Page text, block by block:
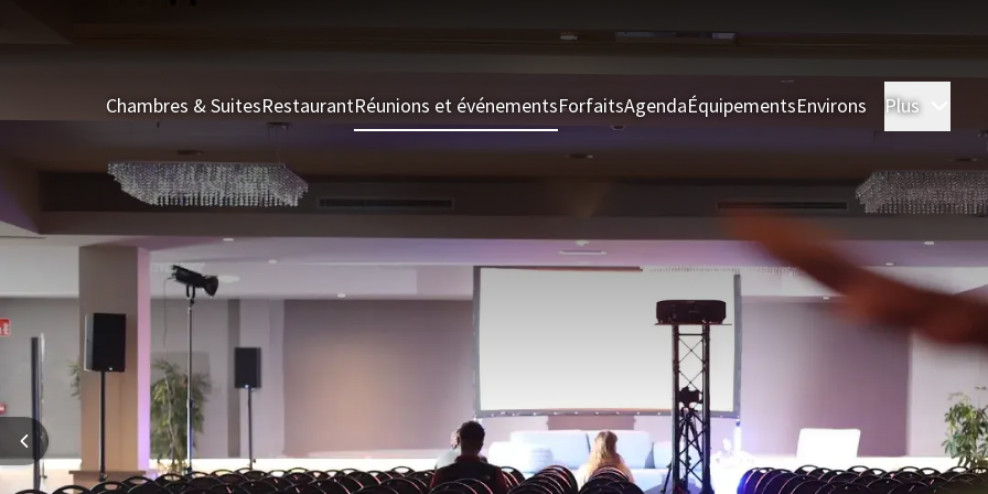
Chambres & SuitesRestaurantRéunions et événementsForfaitsAgendaÉquipementsEnvirons Plus